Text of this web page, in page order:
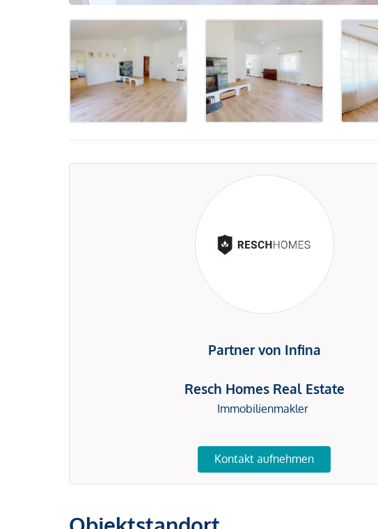
Partner von Infina
Resch Homes Real Estate
Immobilienmakler
Kontakt aufnehmen